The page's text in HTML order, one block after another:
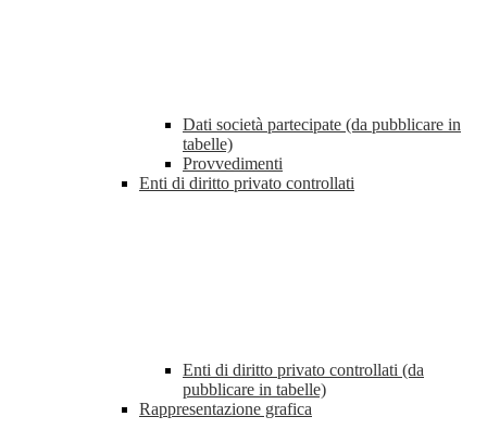
Dati società partecipate (da pubblicare in
tabelle)
Provvedimenti
Enti di diritto privato controllati
Enti di diritto privato controllati (da
pubblicare in tabelle)
Rappresentazione grafica